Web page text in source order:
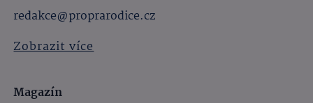
redakce@proprarodice.cz
Zobrazit více
Magazín